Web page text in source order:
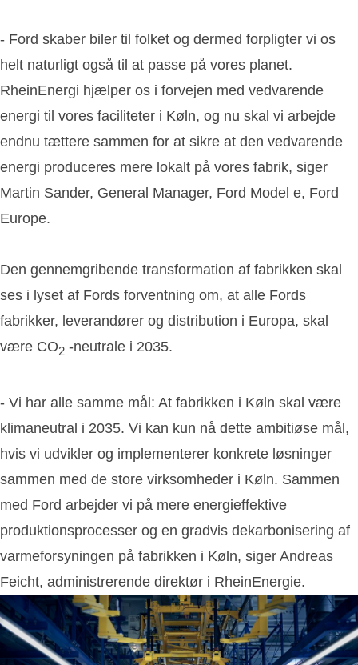
- Ford skaber biler til folket og dermed forpligter vi os
helt naturligt også til at passe på vores planet.
RheinEnergi hjælper os i forvejen med vedvarende
energi til vores faciliteter i Køln, og nu skal vi arbejde
endnu tættere sammen for at sikre at den vedvarende
energi produceres mere lokalt på vores fabrik, siger
Martin Sander, General Manager, Ford Model e, Ford
Europe.
Den gennemgribende transformation af fabrikken skal
ses i lyset af Fords forventning om, at alle Fords
fabrikker, leverandører og distribution i Europa, skal
være CO2 -neutrale i 2035.
- Vi har alle samme mål: At fabrikken i Køln skal være
klimaneutral i 2035. Vi kan kun nå dette ambitiøse mål,
hvis vi udvikler og implementerer konkrete løsninger
sammen med de store virksomheder i Køln. Sammen
med Ford arbejder vi på mere energieffektive
produktionsprocesser og en gradvis dekarbonisering af
varmeforsyningen på fabrikken i Køln, siger Andreas
Feicht, administrerende direktør i RheinEnergie.